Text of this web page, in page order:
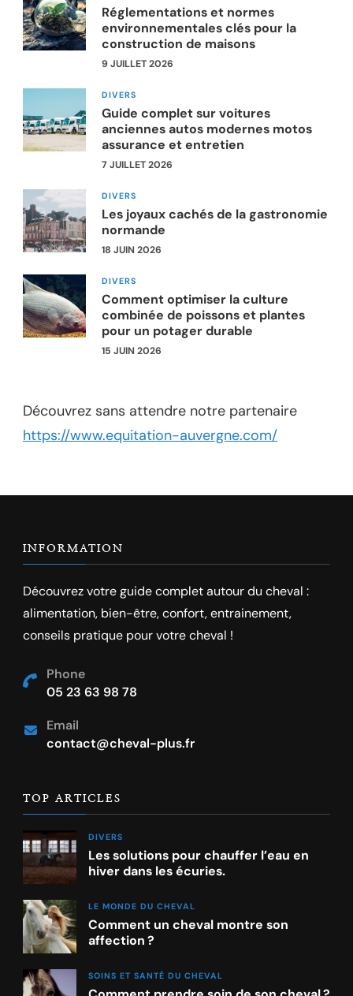
Réglementations et normes
environnementales clés pour la
construction de maisons
9 JUILLET 2026
DIVERS
Guide complet sur voitures
anciennes autos modernes motos
assurance et entretien
7 JUILLET 2026
DIVERS
Les joyaux cachés de la gastronomie
normande
18 JUIN 2026
DIVERS
Comment optimiser la culture
combinée de poissons et plantes
pour un potager durable
15 JUIN 2026
Découvrez sans attendre notre partenaire
https://www.equitation-auvergne.com/
INFORMATION
Découvrez votre guide complet autour du cheval :
alimentation, bien-être, confort, entrainement,
conseils pratique pour votre cheval !
Phone
05 23 63 98 78
Email
contact@cheval-plus.fr
TOP ARTICLES
DIVERS
Les solutions pour chauffer l’eau en
hiver dans les écuries.
LE MONDE DU CHEVAL
Comment un cheval montre son
affection ?
SOINS ET SANTÉ DU CHEVAL